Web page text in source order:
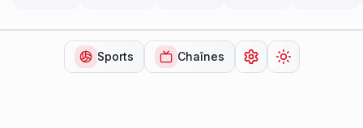
Sports Chaînes Ouvrir lesChanger de